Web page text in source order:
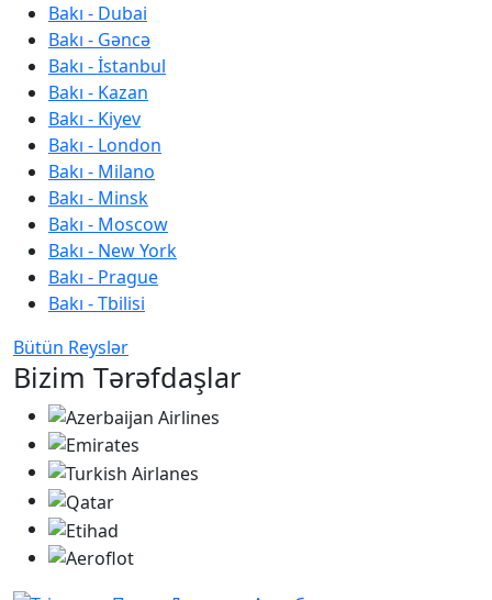
Bakı - Dubai
Bakı - Gəncə
Bakı - İstanbul
Bakı - Kazan
Bakı - Kiyev
Bakı - London
Bakı - Milano
Bakı - Minsk
Bakı - Moscow
Bakı - New York
Bakı - Prague
Bakı - Tbilisi
Bütün Reyslər
Bizim Tərəfdaşlar